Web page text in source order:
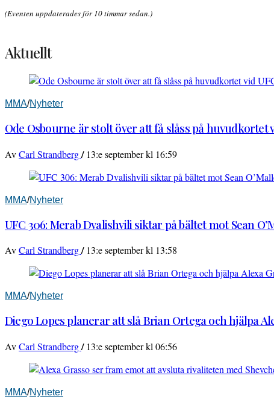
(Eventen uppdaterades för 10 timmar sedan.)
Aktuellt
MMA/Nyheter
Ode Osbourne är stolt över att få slåss på huvudkortet
AvCarl Strandberg/ 13:e september kl 16:59
MMA/Nyheter
UFC 306: Merab Dvalishvili siktar på bältet mot Sean
AvCarl Strandberg/ 13:e september kl 13:58
MMA/Nyheter
Diego Lopes planerar att slå Brian Ortega och hjälpa
AvCarl Strandberg/ 13:e september kl 06:56
MMA/Nyheter